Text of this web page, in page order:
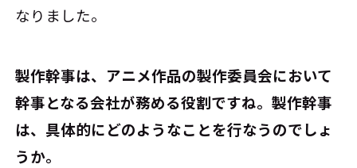
なりました。
――製作幹事は、アニメ作品の製作委員会において
幹事となる会社が務める役割ですね。製作幹事
は、具体的にどのようなことを行なうのでしょ
うか。